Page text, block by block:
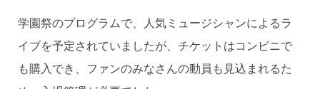
学園祭のプログラムで、人気ミュージシャンによるラ
イブを予定されていましたが、チケットはコンビニで
も購入でき、ファンのみなさんの動員も見込まれるた